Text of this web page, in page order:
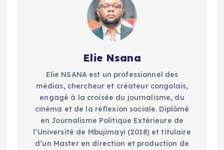
Elie Nsana
Elie NSANA est un professionnel des
médias, chercheur et créateur congolais,
engagé à la croisée du journalisme, du
cinéma et de la réflexion sociale. Diplômé
en Journalisme Politique Extérieure de
l’Université de Mbujimayi (2018) et titulaire
d’un Master en direction et production de